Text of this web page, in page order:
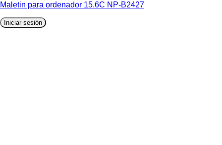
Maletin para ordenador 15.6C NP-B2427
Iniciar sesión